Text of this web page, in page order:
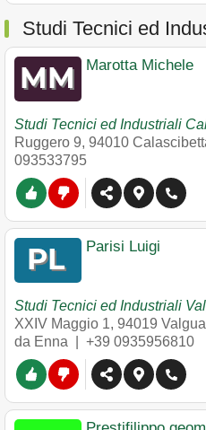
Studi Tecnici ed
Marotta Michele
Studi Tecnici ed Industriali
Ruggero 9, 94010
093533795
Parisi Luigi
Studi Tecnici ed Industriali
XXIV Maggio 1, 94019
da Enna | +39 0935956810